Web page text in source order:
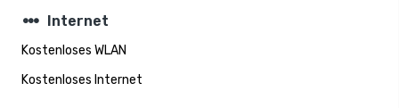
steppers Internet
Kostenloses WLAN
Kostenloses Internet